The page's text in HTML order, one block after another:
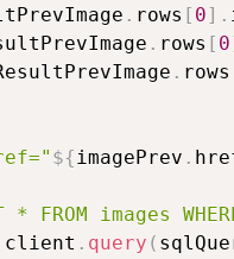
. rows [ 0] .
. rows [ 0
. rows
${imagePrev .
* FROM images
client . query (